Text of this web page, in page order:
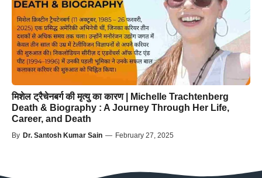
मिशेल ट्रैचेनबर्ग की मृत्यु का कारण | Michelle Trachtenberg
Death & Biography : A Journey Through Her Life,
Career, and Death
By Dr. Santosh Kumar Sain — February 27, 2025